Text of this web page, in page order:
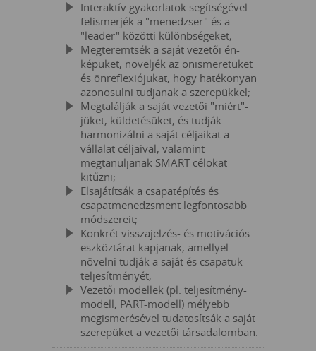
Interaktív gyakorlatok segítségével
felismerjék a "menedzser" és a
"leader" közötti különbségeket;
Megteremtsék a saját vezetői én-
képüket, növeljék az önismeretüket
és önreflexiójukat, hogy hatékonyan
azonosulni tudjanak a szerepükkel;
Megtalálják a saját vezetői "miért"-
jüket, küldetésüket, és tudják
harmonizálni a saját céljaikat a
vállalat céljaival, valamint
megtanuljanak SMART célokat
kitűzni;
Elsajátítsák a csapatépítés és
csapatmenedzsment legfontosabb
módszereit;
Konkrét visszajelzés- és motivációs
eszköztárat kapjanak, amellyel
növelni tudják a saját és csapatuk
teljesítményét;
Vezetői modellek (pl. teljesítmény-
modell, PART-modell) mélyebb
megismerésével tudatosítsák a saját
szerepüket a vezetői társadalomban.